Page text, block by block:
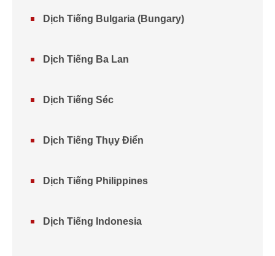
Dịch Tiếng Bulgaria (Bungary)
Dịch Tiếng Ba Lan
Dịch Tiếng Séc
Dịch Tiếng Thụy Điển
Dịch Tiếng Philippines
Dịch Tiếng Indonesia